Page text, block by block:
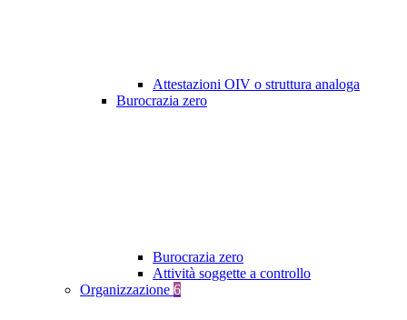
Attestazioni OIV o struttura analoga
Burocrazia zero
Burocrazia zero
Attività soggette a controllo
Organizzazione 6